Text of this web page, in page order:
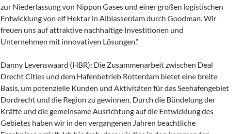
zur Niederlassung von Nippon Gases und einer großen logistischen
Entwicklung von elf Hektar in Alblasserdam durch Goodman. Wir
freuen uns auf attraktive nachhaltige Investitionen und
Unternehmen mit innovativen Lösungen.“
Danny Levenswaard (HBR): Die Zusammenarbeit zwischen Deal
Drecht Cities und dem Hafenbetrieb Rotterdam bietet eine breite
Basis, um potenzielle Kunden und Aktivitäten für das Seehafengebiet
Dordrecht und die Region zu gewinnen. Durch die Bündelung der
Kräfte und die gemeinsame Ausrichtung auf die Entwicklung des
Gebietes haben wir in den vergangenen Jahren beachtliche